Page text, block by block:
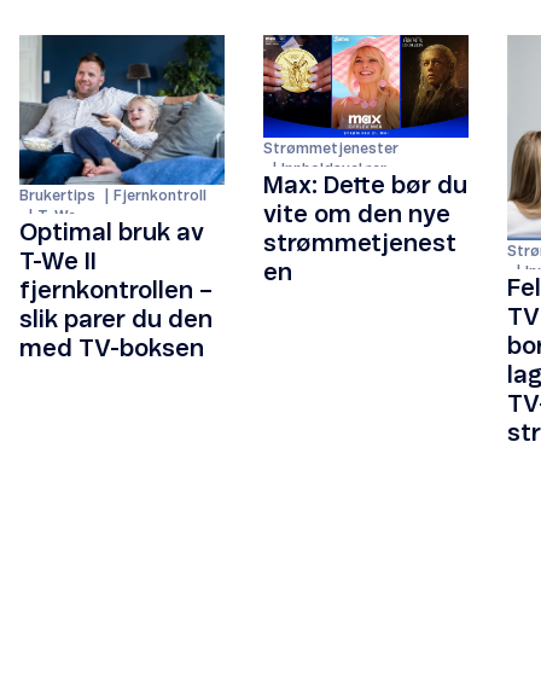
Brukertips
Fjernkontroll
T-We
Optimal bruk av
T-We II
fjernkontrollen –
slik parer du den
med TV-boksen
Strømmetjenester
Innholdsvelger
Max: Dette bør du
vite om den nye
strømmetjenest
en